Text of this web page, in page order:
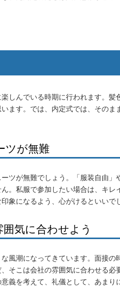
しんでいる時期に行われます。髪
ます。では、内定式では、そのま
ツが無難
ツが無難でしょう。「服装自由」
。私服で参加したい場合は、キレ
象になるよう、心がけるといいで
気に合わせよう
風潮になってきています。面接の
そこは会社の雰囲気に合わせる必
義を考えて、礼儀として、あまり